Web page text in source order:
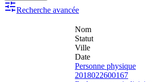
Recherche avancée
Nom
Statut
Ville
Date
Personne physique
2018022600167